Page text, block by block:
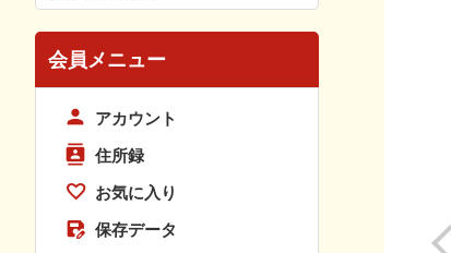
会員メニュー
アカウント
住所録
お気に入り
保存データ